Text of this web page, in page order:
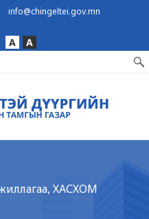
info@chingeltei.gov.mn
A A
ХАСХОМ